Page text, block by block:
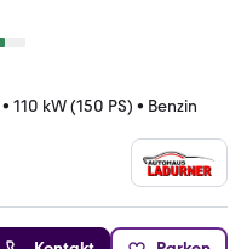
• 110 kW (150 PS) • Benzin